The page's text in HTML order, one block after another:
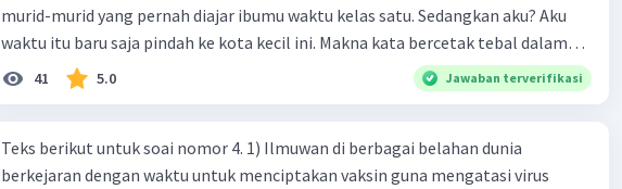
murid-murid yang pernah diajar ibumu waktu kelas satu. Sedangkan aku? Aku
waktu itu baru saja pindah ke kota kecil ini. Makna kata bercetak tebal dalam
kutipan cerpen tersebut adalah .... A. ramah C. santun B. sopan D. baik
41 5.0 Jawaban terverifikasi
Teks berikut untuk soai nomor 4. 1) Ilmuwan di berbagai belahan dunia
berkejaran dengan waktu untuk menciptakan vaksin guna mengatasi virus